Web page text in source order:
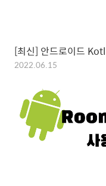
[최신] 안드로이드
2022.06.15